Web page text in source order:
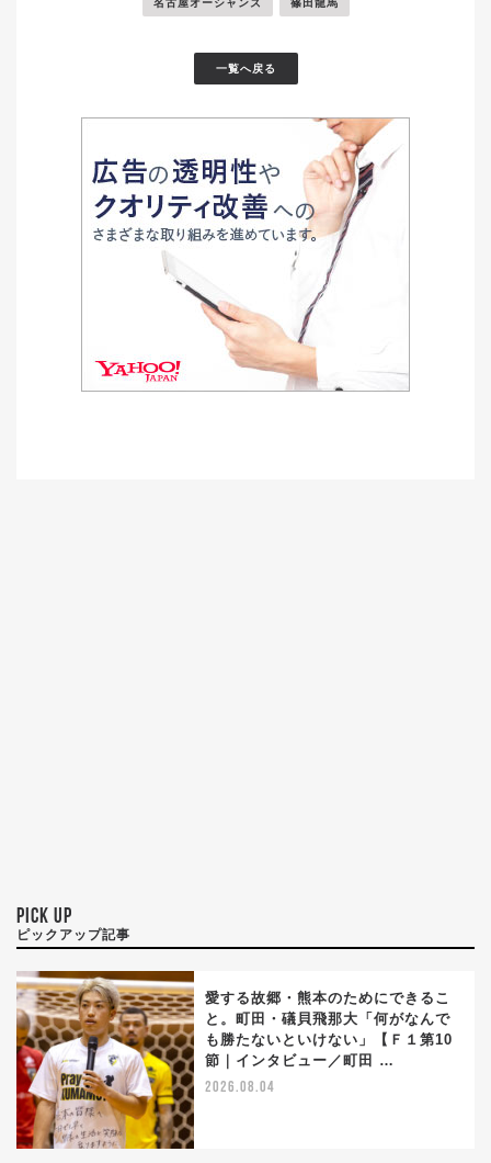
名古屋オーシャンズ 篠田龍馬
一覧へ戻る
PICK UP
ピックアップ記事
愛する故郷・熊本のためにできるこ
と。町田・礒貝飛那大「何がなんで
も勝たないといけない」【Ｆ１第10
節｜インタビュー／町田 …
2026.08.04